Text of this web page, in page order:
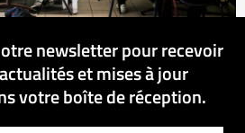
newsletter pour recevoir
et mises à jour
votre boîte de réception.